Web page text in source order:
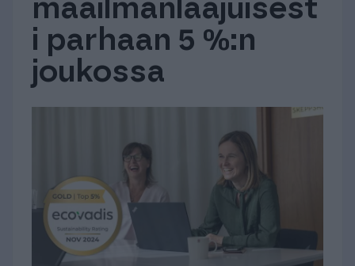
maailmanlaajuisest
i parhaan 5 %:n
joukossa